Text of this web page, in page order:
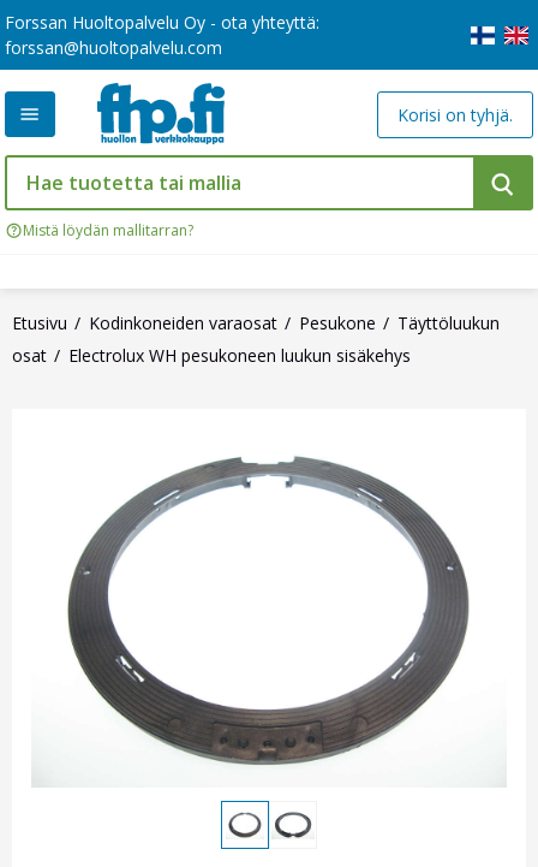
Forssan Huoltopalvelu Oy - ota yhteyttä:
forssan@huoltopalvelu.com
Mistä löydän mallitarran?
Korisi on tyhjä.
Etusivu Kodinkoneiden varaosat Pesukone
Täyttöluukun
osat
Electrolux WH pesukoneen luukun sisäkehys